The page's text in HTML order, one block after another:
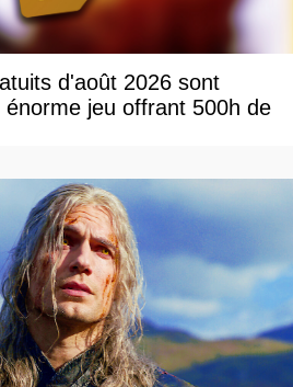
d'août 2026 sont
jeu offrant 500h de